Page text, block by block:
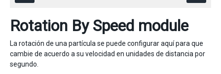
Rotation By Speed module
La rotación de una partícula se puede configurar aquí para que
cambie de acuerdo a su velocidad en unidades de distancia por
segundo.